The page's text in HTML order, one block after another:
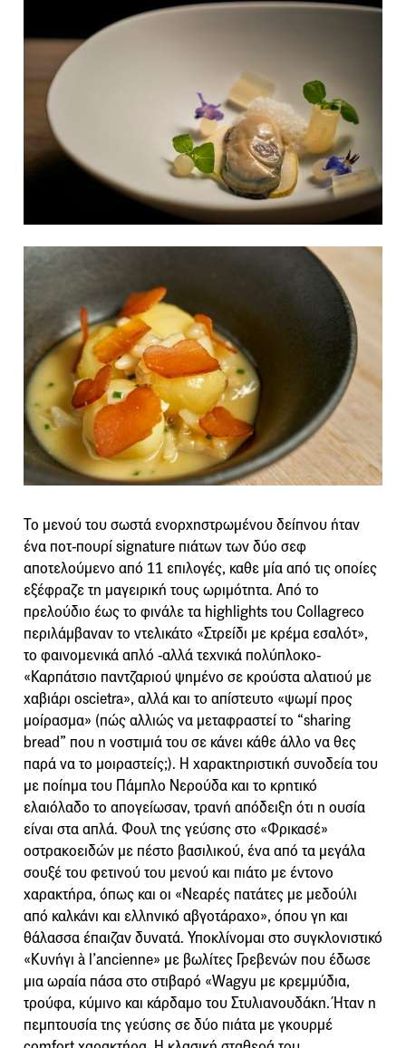
Το μενού του σωστά ενορχηστρωμένου δείπνου ήταν
ένα ποτ-πουρί signature πιάτων των δύο σεφ
αποτελούμενο από 11 επιλογές, καθε μία από τις οποίες
εξέφραζε τη μαγειρική τους ωριμότητα. Από το
πρελούδιο έως το φινάλε τα highlights του Collagreco
περιλάμβαναν το ντελικάτο «Στρείδι με κρέμα εσαλότ»,
το φαινομενικά απλό -αλλά τεχνικά πολύπλοκο-
«Καρπάτσιο παντζαριού ψημένο σε κρούστα αλατιού με
χαβιάρι oscietra», αλλά και το απίστευτο «ψωμί προς
μοίρασμα» (πώς αλλιώς να μεταφραστεί το “sharing
bread” που η νοστιμιά του σε κάνει κάθε άλλο να θες
παρά να το μοιραστείς;). Η χαρακτηριστική συνοδεία του
με ποίημα του Πάμπλο Νερούδα και το κρητικό
ελαιόλαδο το απογείωσαν, τρανή απόδειξη ότι η ουσία
είναι στα απλά. Φουλ της γεύσης στο «Φρικασέ»
οστρακοειδών με πέστο βασιλικού, ένα από τα μεγάλα
σουξέ του φετινού του μενού και πιάτο με έντονο
χαρακτήρα, όπως και οι «Νεαρές πατάτες με μεδούλι
από καλκάνι και ελληνικό αβγοτάραχο», όπου γη και
θάλασσα έπαιζαν δυνατά. Υποκλίνομαι στο συγκλονιστικό
«Κυνήγι à l’ancienne» με βωλίτες Γρεβενών που έδωσε
μια ωραία πάσα στο στιβαρό «Wagyu με κρεμμύδια,
τρούφα, κύμινο και κάρδαμο του Στυλιανουδάκη. Ήταν η
πεμπτουσία της γεύσης σε δύο πιάτα με γκουρμέ